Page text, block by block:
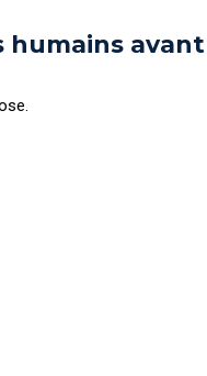
humains avant